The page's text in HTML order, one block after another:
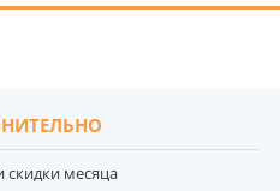
скидки месяца